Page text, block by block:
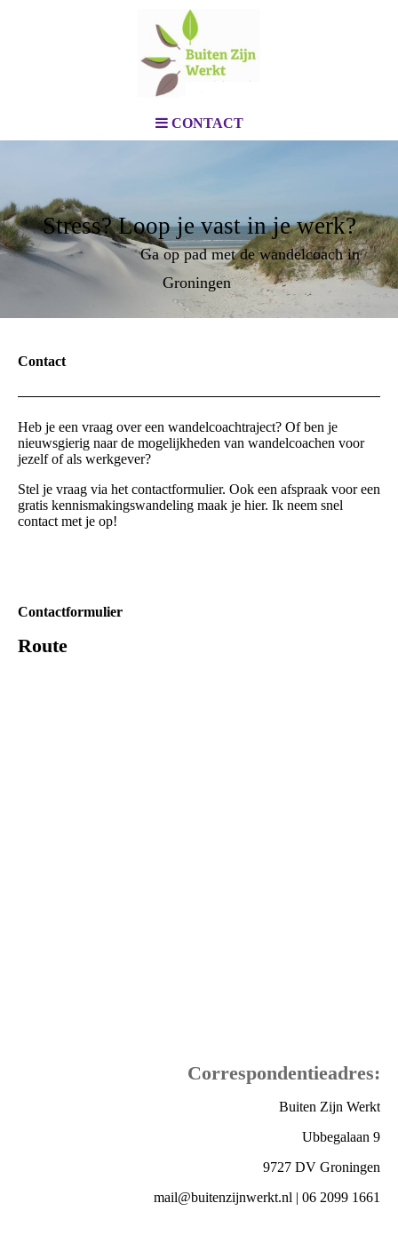
CONTACT
Stress? Loop je vast in je werk?
Ga op pad met de wandelcoach in
Groningen
Contact
Heb je een vraag over een wandelcoachtraject? Of ben je
nieuwsgierig naar de mogelijkheden van wandelcoachen voor
jezelf of als werkgever?
Stel je vraag via het contactformulier. Ook een afspraak voor een
gratis kennismakingswandeling maak je hier. Ik neem snel
contact met je op!
Contactformulier
Route
Correspondentieadres:
Buiten Zijn Werkt
Ubbegalaan 9
9727 DV Groningen
mail@buitenzijnwerkt.nl | 06 2099 1661